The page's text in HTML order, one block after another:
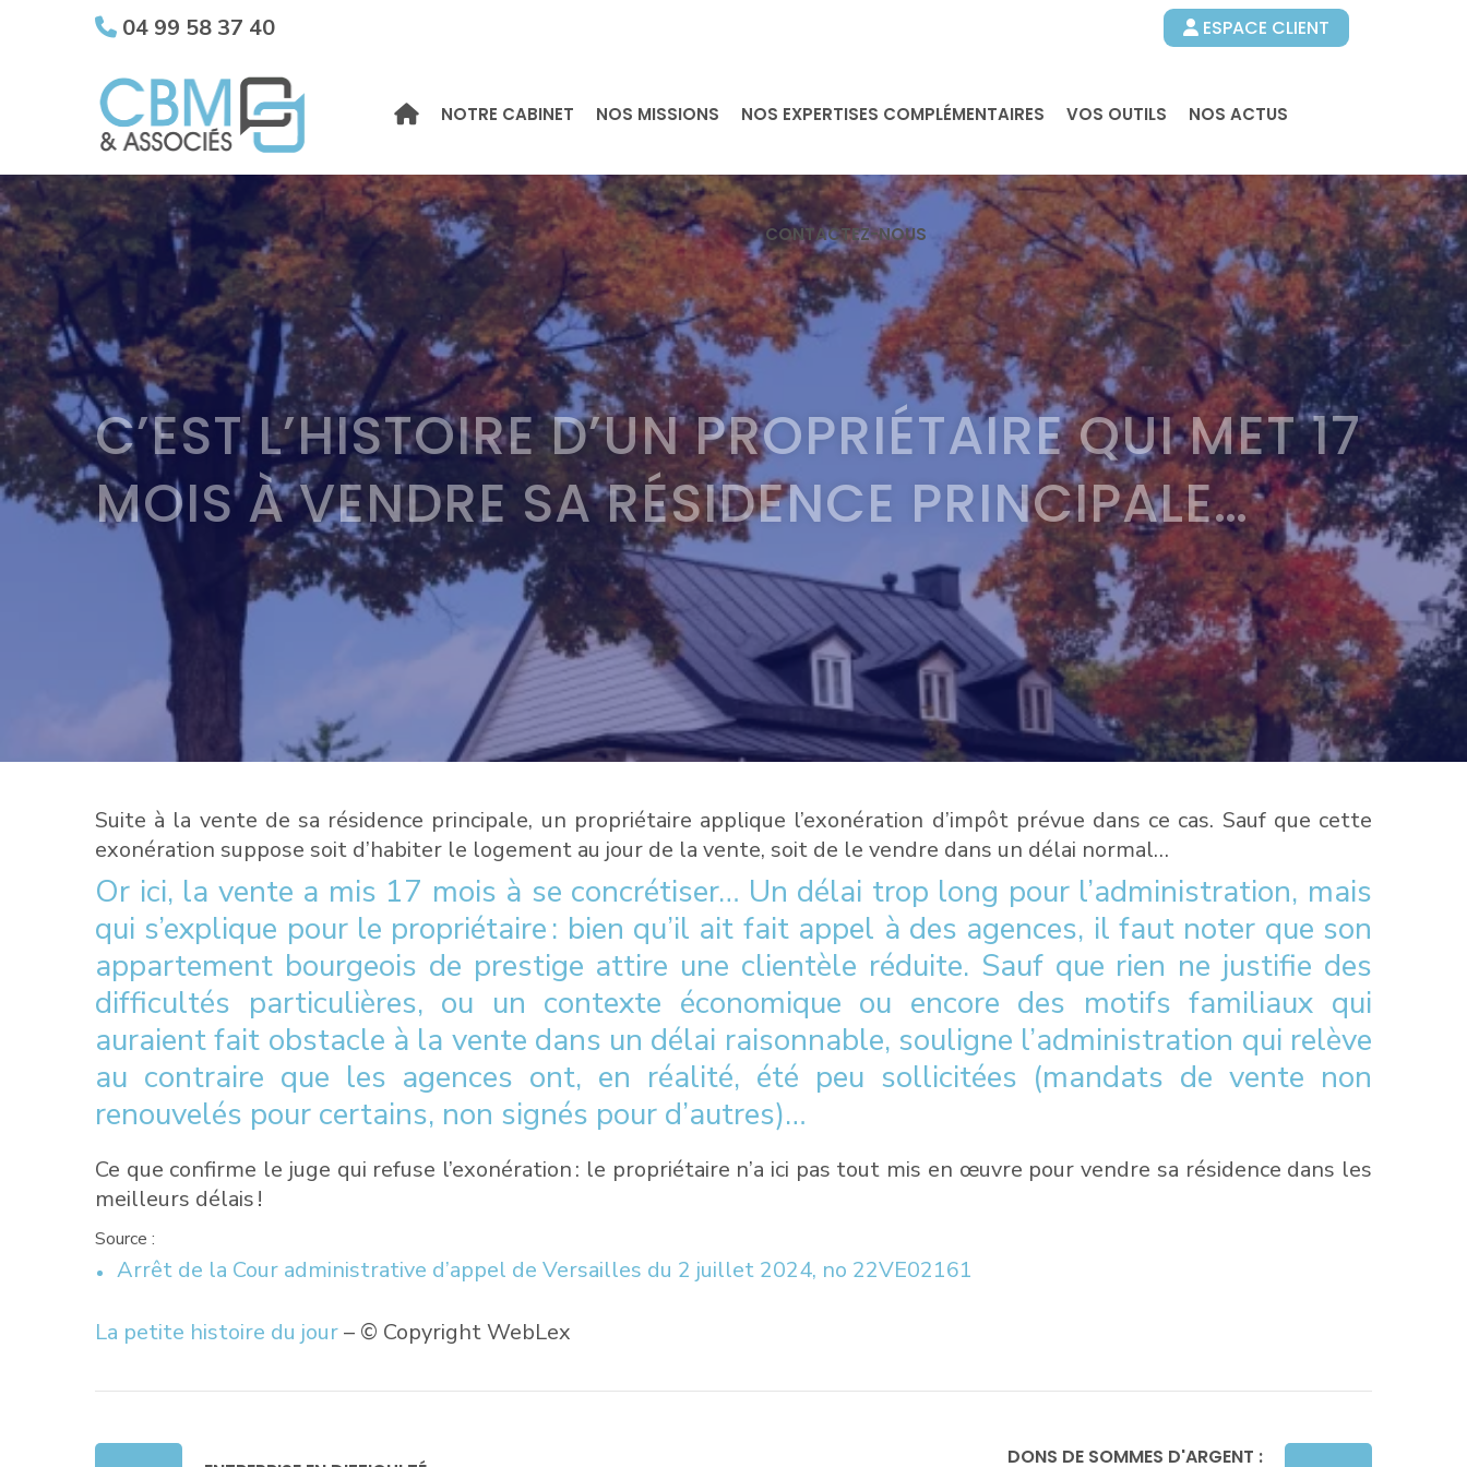
04 99 58 37 40 ESPACE CLIENT
NOTRE CABINET NOS MISSIONS NOS EXPERTISES COMPLÉMENTAIRES VOS OUTILS NOS ACTUS
CONTACTEZ-NOUS
C’EST L’HISTOIRE D’UN PROPRIÉTAIRE QUI MET 17
MOIS À VENDRE SA RÉSIDENCE PRINCIPALE…
Suite à la vente de sa résidence principale, un propriétaire applique l’exonération d’impôt prévue dans ce cas. Sauf que cette
exonération suppose soit d’habiter le logement au jour de la vente, soit de le vendre dans un délai normal…
Or ici, la vente a mis 17 mois à se concrétiser… Un délai trop long pour l’administration, mais
qui s’explique pour le propriétaire : bien qu’il ait fait appel à des agences, il faut noter que son
appartement bourgeois de prestige attire une clientèle réduite. Sauf que rien ne justifie des
difficultés particulières, ou un contexte économique ou encore des motifs familiaux qui
auraient fait obstacle à la vente dans un délai raisonnable, souligne l’administration qui relève
au contraire que les agences ont, en réalité, été peu sollicitées (mandats de vente non
renouvelés pour certains, non signés pour d’autres)…
Ce que confirme le juge qui refuse l’exonération : le propriétaire n’a ici pas tout mis en œuvre pour vendre sa résidence dans les
meilleurs délais !
Source :
Arrêt de la Cour administrative d’appel de Versailles du 2 juillet 2024, no 22VE02161
La petite histoire du jour– © Copyright WebLex
DONS DE SOMMES D'ARGENT :